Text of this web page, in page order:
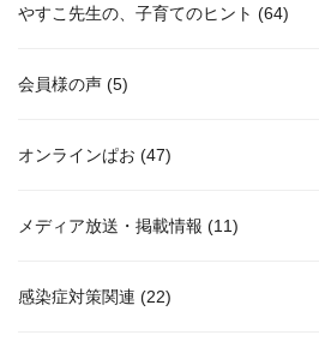
やすこ先生の、子育てのヒント (64)
会員様の声 (5)
オンラインぱお (47)
メディア放送・掲載情報 (11)
感染症対策関連 (22)